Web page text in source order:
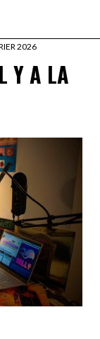
2026
Y A LA